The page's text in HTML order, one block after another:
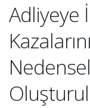
Adliyeye